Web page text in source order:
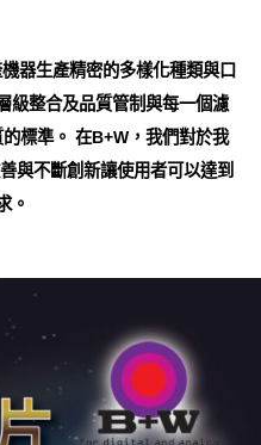
器生產精密的多樣化種類與口
級整合及品質管制與每一個濾
標準。 在B+W，我們對於我
與不斷創新讓使用者可以達到
。